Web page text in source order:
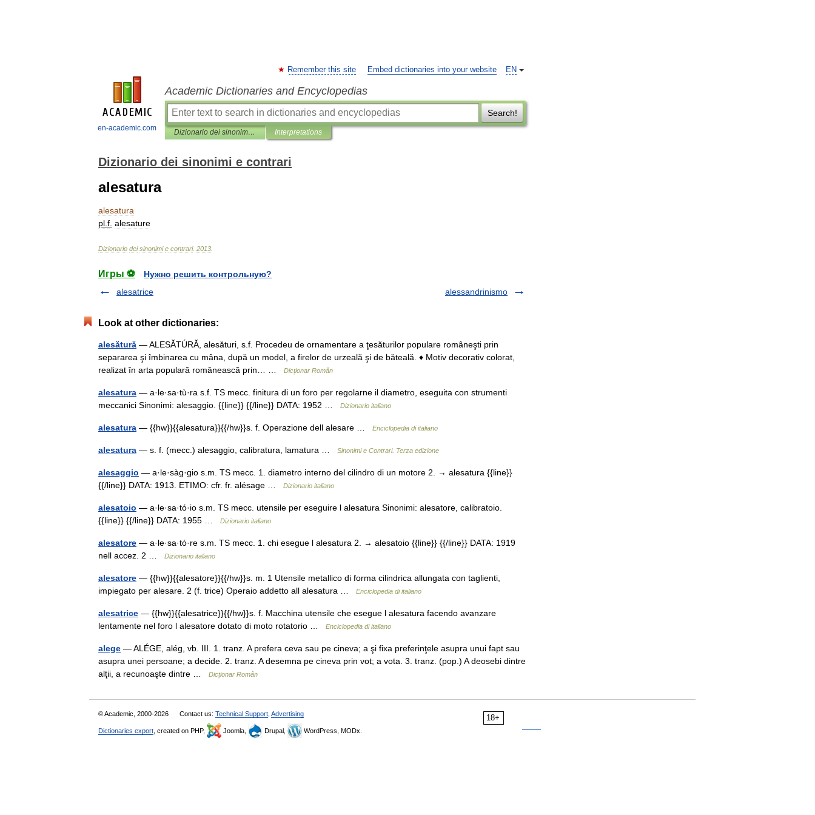
en-academic.com
EN
Remember this site Embed dictionaries into your website
Academic Dictionaries and Encyclopedias
Search!
Dizionario dei sinonimi e contrari Interpretations
Dizionario dei sinonimi e contrari
alesatura
alesatura
pl f alesature
Dizionario dei sinonimi e contrari. 2013
Игры ⚽
Нужно решить контрольную?
alesatrice
alessandrinismo
Look at other dictionaries:
alesătură — ALESĂTÚRĂ, alesături, s.f. Procedeu de ornamentare a ţesăturilor populare româneşti prin
separarea şi îmbinarea cu mâna, după un model, a firelor de urzeală şi de băteală. ♦ Motiv decorativ colorat,
realizat în arta populară românească prin… …
Dicționar Român
alesatura — a·le·sa·tù·ra s.f. TS mecc. finitura di un foro per regolarne il diametro, eseguita con strumenti
meccanici Sinonimi: alesaggio. {{line}} {{/line}} DATA: 1952 …
Dizionario italiano
alesatura — {{hw}}{{alesatura}}{{/hw}}s. f. Operazione dell alesare … Enciclopedia di italiano
alesatura — s. f. (mecc.) alesaggio, calibratura, lamatura … Sinonimi e Contrari. Terza edizione
alesaggio — a·le·sàg·gio s.m. TS mecc. 1. diametro interno del cilindro di un motore 2. → alesatura {{line}}
{{/line}} DATA: 1913. ETIMO: cfr. fr. alésage …
Dizionario italiano
alesatoio — a·le·sa·tó·io s.m. TS mecc. utensile per eseguire l alesatura Sinonimi: alesatore, calibratoio.
{{line}} {{/line}} DATA: 1955 …
Dizionario italiano
alesatore — a·le·sa·tó·re s.m. TS mecc. 1. chi esegue l alesatura 2. → alesatoio {{line}} {{/line}} DATA: 1919
nell accez. 2 …
Dizionario italiano
alesatore — {{hw}}{{alesatore}}{{/hw}}s. m. 1 Utensile metallico di forma cilindrica allungata con taglienti,
impiegato per alesare. 2 (f. trice) Operaio addetto all alesatura …
Enciclopedia di italiano
alesatrice — {{hw}}{{alesatrice}}{{/hw}}s. f. Macchina utensile che esegue l alesatura facendo avanzare
lentamente nel foro l alesatore dotato di moto rotatorio …
Enciclopedia di italiano
alege — ALÉGE, alég, vb. III. 1. tranz. A prefera ceva sau pe cineva; a şi fixa preferinţele asupra unui fapt sau
asupra unei persoane; a decide. 2. tranz. A desemna pe cineva prin vot; a vota. 3. tranz. (pop.) A deosebi dintre
alţii, a recunoaşte dintre …
Dicționar Român
18+
© Academic, 2000-2026 Contact us: Technical Support Advertising
Dictionaries export , created on PHP, Joomla, Drupal, WordPress, MODx.